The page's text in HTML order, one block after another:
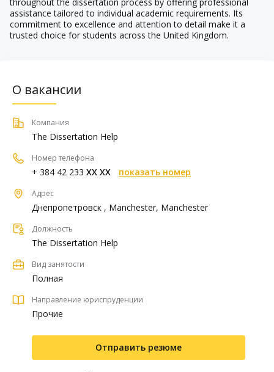
assistance tailored to individual academic requirements. Its
commitment to excellence and attention to detail make it a
trusted choice for students across the United Kingdom.
О вакансии
Компания
The Dissertation Help
Номер телефона
+ 384 42 233 XX XX показать номер
Адрес
Днепропетровск , Manchester, Manchester
Должность
The Dissertation Help
Вид занятости
Полная
Направление юриспруденции
Прочие
Отправить резюме